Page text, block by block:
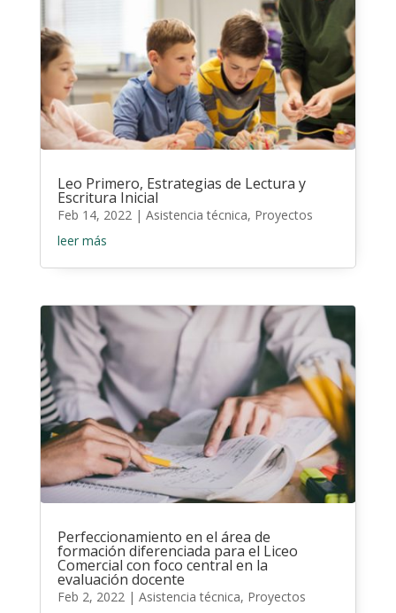
Leo Primero, Estrategias de Lectura y
Escritura Inicial
Feb 14, 2022| Asistencia técnica, Proyectos
leer más
Perfeccionamiento en el área de
formación diferenciada para el Liceo
Comercial con foco central en la
evaluación docente
Feb 2, 2022| Asistencia técnica, Proyectos